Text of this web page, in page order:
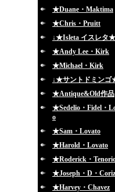
★Duane・Maktima
★Chris・Pruitt
↓★Isleta イスレタ★
★Andy Lee・Kirk
★Michael・Kirk
↓★サントドミンゴ
★Antique&Old作品
★Sedelio・Fidel・
o
★Sam・Lovato
★Harold・Lovato
★Roderick・
★Joseph・D・Coriz
★Harvey・Chavez